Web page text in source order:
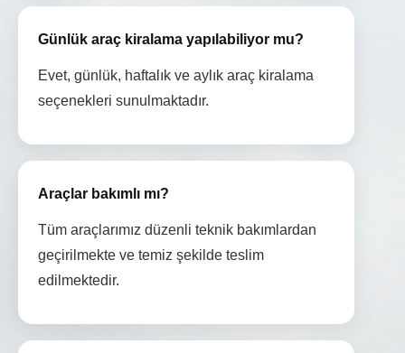
Günlük araç kiralama yapılabiliyor mu?
Evet, günlük, haftalık ve aylık araç kiralama
seçenekleri sunulmaktadır.
Araçlar bakımlı mı?
Tüm araçlarımız düzenli teknik bakımlardan
geçirilmekte ve temiz şekilde teslim
edilmektedir.